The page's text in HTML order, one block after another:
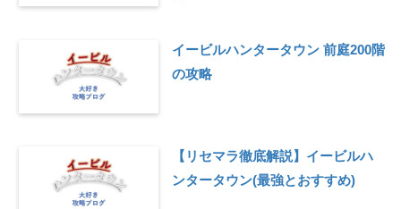
イービルハンタータウン 前庭200階
の攻略
【リセマラ徹底解説】イービルハ
ンタータウン(最強とおすすめ)